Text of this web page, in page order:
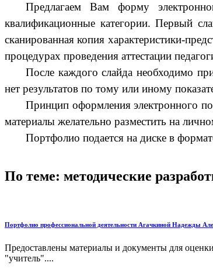
Предлагаем Вам форму
квалификационные категории. Первый
сканированная копия характеристики-
процедурах проведения аттестации
После каждого слайда необходимо
нет результатов по тому или иному
Принцип оформления электронного
материалы желательно разместить на
Портфолио подается на диске в
По теме: методические
Портфолио профессиональной деятельности Агачкиной Надежды
Предоставлены материалы и документы для
"учитель"....